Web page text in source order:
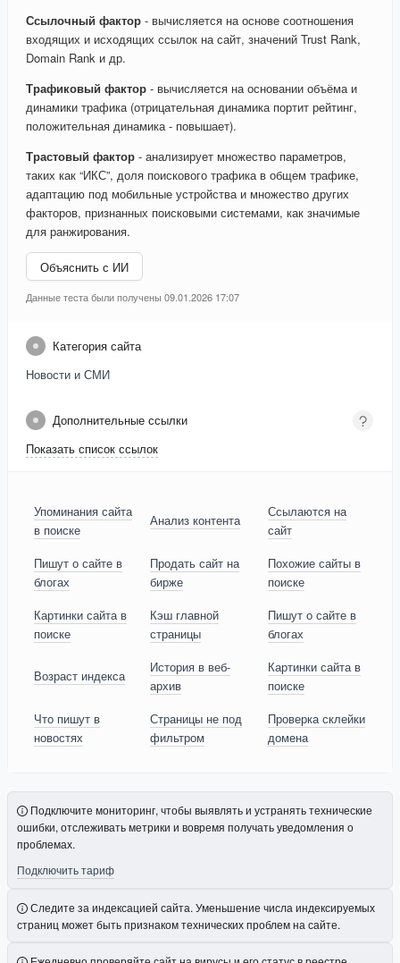
Ссылочный фактор - вычисляется на основе соотношения
входящих и исходящих ссылок на сайт, значений Trust Rank,
Domain Rank и др.
Трафиковый фактор - вычисляется на основании объёма и
динамики трафика (отрицательная динамика портит рейтинг,
положительная динамика - повышает).
Трастовый фактор - анализирует множество параметров,
таких как “ИКС”, доля поискового трафика в общем трафике,
адаптацию под мобильные устройства и множество других
факторов, признанных поисковыми системами, как значимые
для ранжирования.
Объяснить с ИИ
Данные теста были получены 09.01.2026 17:07
Категория сайта
Новости и СМИ
Дополнительные ссылки
Показать список ссылок
Упоминания сайта
в поиске
Анализ контента
Ссылаются на
сайт
Пишут о сайте в
блогах
Продать сайт на
бирже
Похожие сайты в
поиске
Картинки сайта в
поиске
Кэш главной
страницы
Пишут о сайте в
блогах
Возраст индекса
История в веб-
архив
Картинки сайта в
поиске
Что пишут в
новостях
Страницы не под
фильтром
Проверка склейки
домена
Подключите мониторинг, чтобы выявлять и устранять технические
ошибки, отслеживать метрики и вовремя получать уведомления о
проблемах.
Подключить тариф
Следите за индексацией сайта. Уменьшение числа индексируемых
страниц может быть признаком технических проблем на сайте.